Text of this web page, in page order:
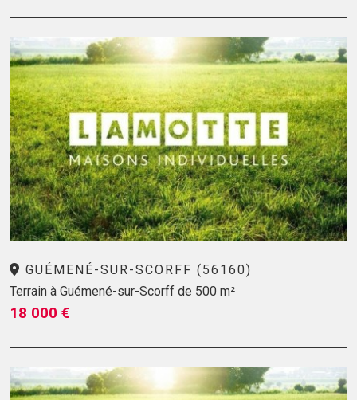
GUÉMENÉ-SUR-SCORFF (56160)
Terrain à Guémené-sur-Scorff de 500 m²
18 000 €